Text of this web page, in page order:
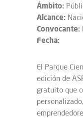
Ámbito:
Alcance:
Convocante:
Fecha:
El Parque
edición de
gratuito que